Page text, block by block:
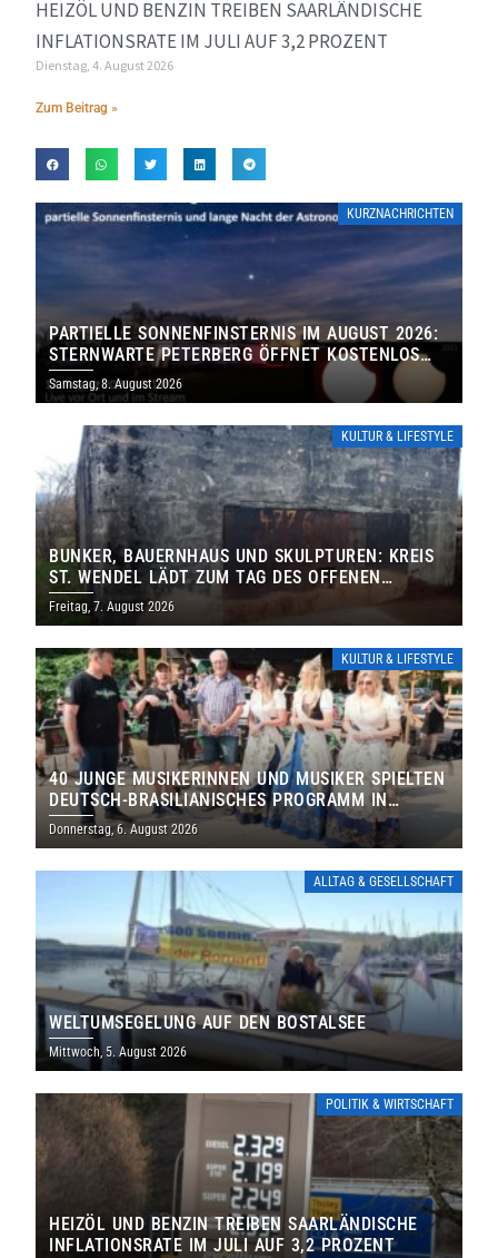
HEIZÖL UND BENZIN TREIBEN SAARLÄNDISCHE
INFLATIONSRATE IM JULI AUF 3,2 PROZENT
Dienstag, 4. August 2026
Zum Beitrag »
KURZNACHRICHTEN
PARTIELLE SONNENFINSTERNIS IM AUGUST 2026:
STERNWARTE PETERBERG ÖFFNET KOSTENLOS
IHRE TORE
Samstag, 8. August 2026
KULTUR & LIFESTYLE
BUNKER, BAUERNHAUS UND SKULPTUREN: KREIS
ST. WENDEL LÄDT ZUM TAG DES OFFENEN
DENKMALS EIN
Freitag, 7. August 2026
KULTUR & LIFESTYLE
40 JUNGE MUSIKERINNEN UND MUSIKER SPIELTEN
DEUTSCH-BRASILIANISCHES PROGRAMM IN
THOLEY
Donnerstag, 6. August 2026
ALLTAG & GESELLSCHAFT
WELTUMSEGELUNG AUF DEN BOSTALSEE
Mittwoch, 5. August 2026
POLITIK & WIRTSCHAFT
HEIZÖL UND BENZIN TREIBEN SAARLÄNDISCHE
INFLATIONSRATE IM JULI AUF 3,2 PROZENT